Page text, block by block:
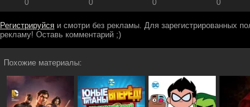
0 0 0 0
Регистрируйся и смотри без рекламы. Для зарегистрированных
рекламу! Оставь комментарий ;)
Похожие материалы: